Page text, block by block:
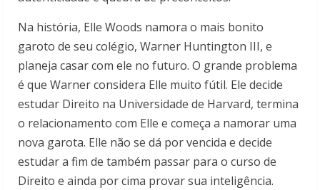
Na história, Elle Woods namora o mais bonito
garoto de seu colégio, Warner Huntington III, e
planeja casar com ele no futuro. O grande problema
é que Warner considera Elle muito fútil. Ele decide
estudar Direito na Universidade de Harvard, termina
o relacionamento com Elle e começa a namorar uma
nova garota. Elle não se dá por vencida e decide
estudar a fim de também passar para o curso de
Direito e ainda por cima provar sua inteligência.